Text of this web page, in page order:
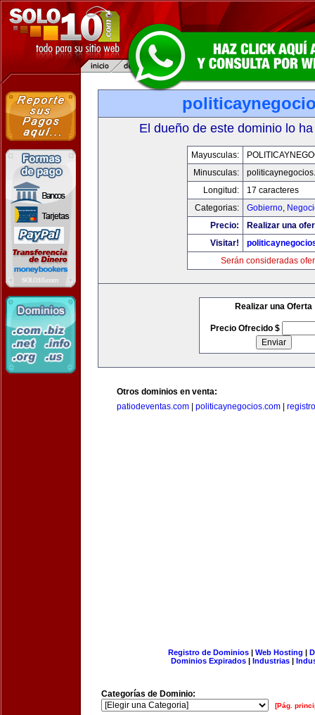
El dueño de este dominio lo
Mayusculas:
Minusculas:
Longitud:
17 caracteres
Categorias:
Gobierno,
Precio:
Realizar una
Visitar!
Serán consideradas
Realizar una Oferta
Precio Ofrecido $
Otros dominios en venta:
patiodeventas.com
politicaynegocios.com
Registro de Dominios| Web Hosting |
Dominios Expirados | Industrias |
Categorías de Dominio:
[Pág.